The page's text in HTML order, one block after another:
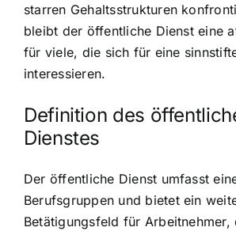
starren Gehaltsstrukturen
bleibt der öffentliche Dienst eine
für viele, die sich für eine
interessieren.
Definition des
Dienstes
Der öffentliche Dienst umfasst
Berufsgruppen und bietet ein
Betätigungsfeld für Arbeitnehmer,